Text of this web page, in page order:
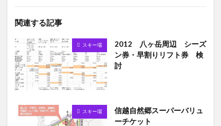
関連する記事
スキー場
2012 八ヶ岳周辺 シーズ
ン券・早割りリフト券 検
討
スキー場
信越自然郷スーパーバリュ
ーチケット